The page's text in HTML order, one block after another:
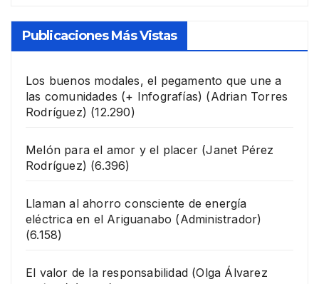
Publicaciones Más Vistas
Los buenos modales, el pegamento que une a
las comunidades (+ Infografías) (Adrian Torres
Rodríguez) (12.290)
Melón para el amor y el placer (Janet Pérez
Rodríguez) (6.396)
Llaman al ahorro consciente de energía
eléctrica en el Ariguanabo (Administrador)
(6.158)
El valor de la responsabilidad (Olga Álvarez